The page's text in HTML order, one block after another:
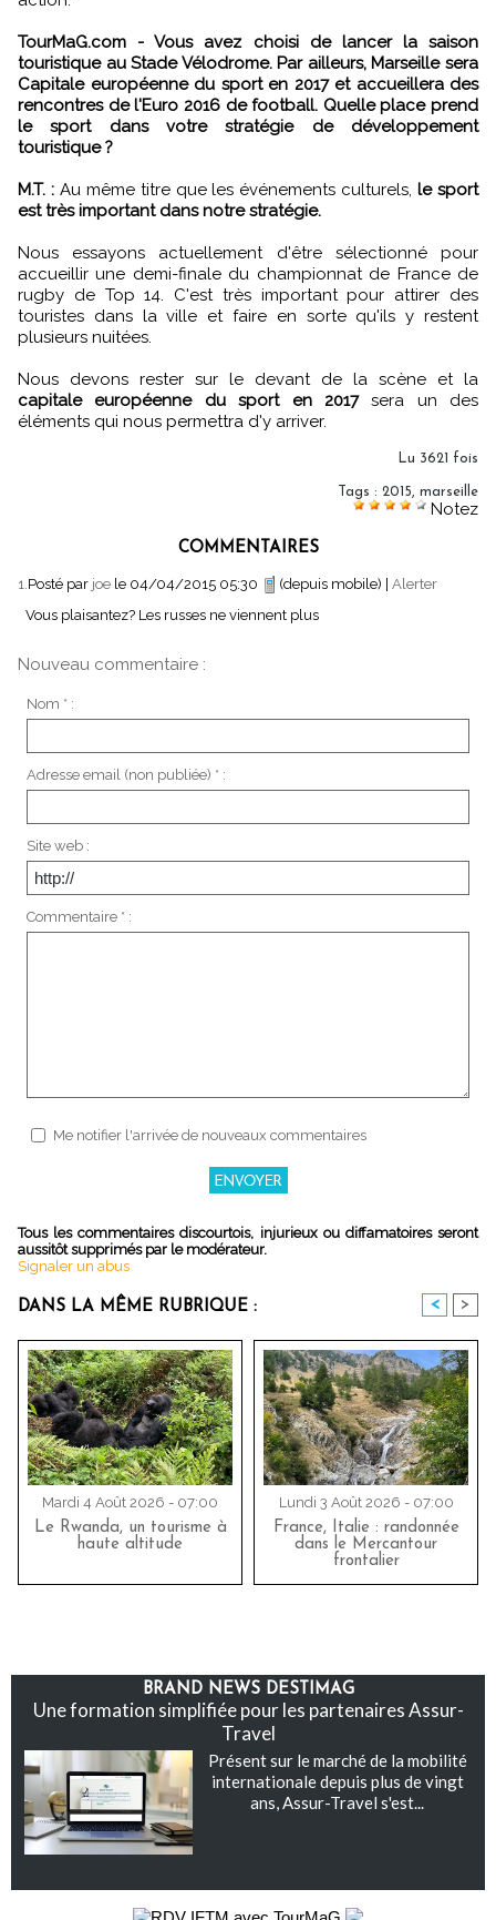
TourMaG.com - Vous avez choisi de lancer la saison
touristique au Stade Vélodrome. Par ailleurs, Marseille sera
Capitale européenne du sport en 2017 et accueillera des
rencontres de l'Euro 2016 de football. Quelle place prend
le sport dans votre stratégie de développement
touristique ?
M.T. :Au même titre que les événements culturels,le sport
est très important dans notre stratégie.
Nous essayons actuellement d'être sélectionné pour
accueillir une demi-finale du championnat de France de
rugby de Top 14. C'est très important pour attirer des
touristes dans la ville et faire en sorte qu'ils y restent
plusieurs nuitées.
Nous devons rester sur le devant de la scène et la
capitale européenne du sport en 2017sera un des
éléments qui nous permettra d'y arriver.
Lu 3621 fois
Tags : 2015, marseille
Notez
COMMENTAIRES
1. Posté par joe le 04/04/2015 05:30 (depuis mobile)
Alerter
Vous plaisantez? Les russes ne viennent plus
Nouveau commentaire :
Nom * :
Adresse email (non publiée) * :
Site web :
Commentaire * :
Me notifier l'arrivée de nouveaux commentaires
Tous les commentaires discourtois, injurieux ou diffamatoires seront
aussitôt supprimés par le modérateur.
Signaler un abus
DANS LA MÊME RUBRIQUE : < >
Mardi 4 Août 2026 - 07:00
Le Rwanda, un tourisme à
haute altitude
Lundi 3 Août 2026 - 07:00
France, Italie : randonnée
dans le Mercantour
frontalier
BRAND NEWS DESTIMAG
Une formation simplifiée pour les partenaires Assur-
Travel
Présent sur le marché de la mobilité
internationale depuis plus de vingt
ans, Assur-Travel s'est...